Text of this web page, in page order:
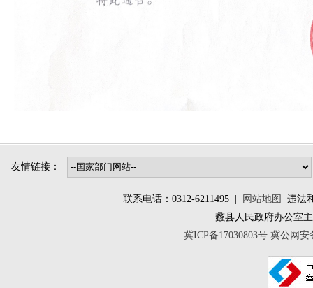
友情链接：
联系电话：0312-6211495 | 网站地图
违法
蠡县人民政府办公
冀ICP备17030803号 冀公网安